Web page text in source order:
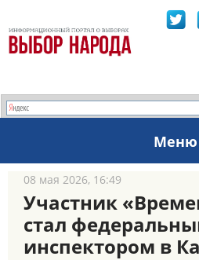
Меню
08 мая 2026, 16:49
Участник
стал
инспектором в